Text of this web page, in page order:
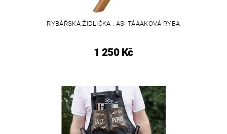
RYBÁŘSKÁ ŽIDLIČKA . ASI TÁÁÁKOVÁ RYBA
1 250 Kč